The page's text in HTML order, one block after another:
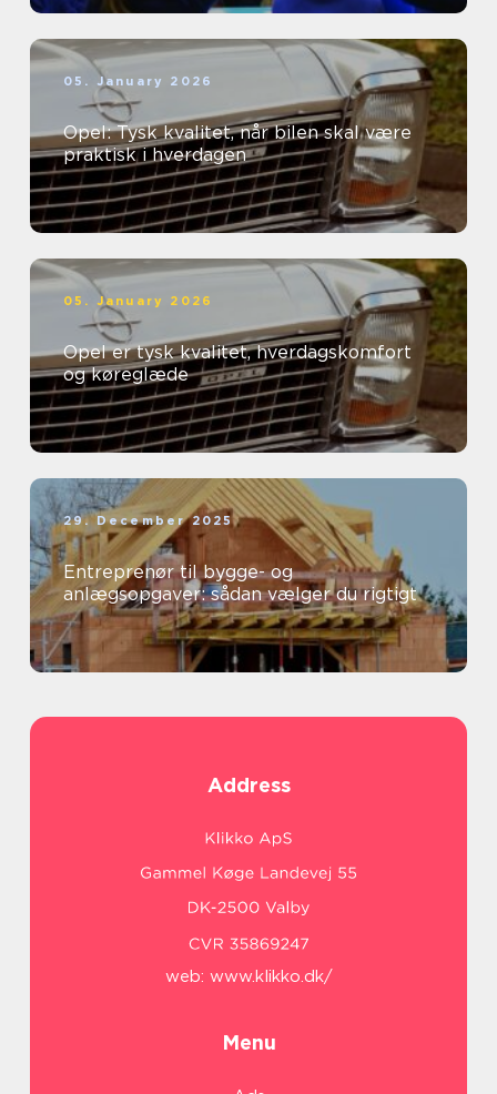
05. January 2026
Opel: Tysk kvalitet, når bilen skal være
praktisk i hverdagen
05. January 2026
Opel er tysk kvalitet, hverdagskomfort
og køreglæde
29. December 2025
Entreprenør til bygge- og
anlægsopgaver: sådan vælger du rigtigt
Address
web: www.klikko.dk/
Menu